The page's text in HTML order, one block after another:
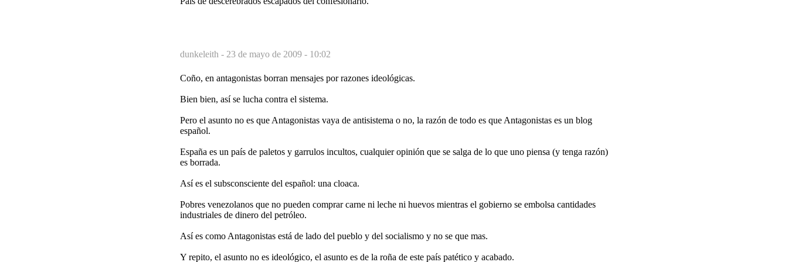
dunkeleith - 23 de mayo de 2009 - 10:02
Coño, en antagonistas borran mensajes por razones ideológicas.
Bien bien, así se lucha contra el sistema.
Pero el asunto no es que Antagonistas vaya de antisistema o no, la razón de todo es que Antagonistas es un blog
español.
España es un país de paletos y garrulos incultos, cualquier opinión que se salga de lo que uno piensa (y tenga razón)
es borrada.
Así es el subsconsciente del español: una cloaca.
Pobres venezolanos que no pueden comprar carne ni leche ni huevos mientras el gobierno se embolsa cantidades
industriales de dinero del petróleo.
Así es como Antagonistas está de lado del pueblo y del socialismo y no se que mas.
Y repito, el asunto no es ideológico, el asunto es de la roña de este país patético y acabado.